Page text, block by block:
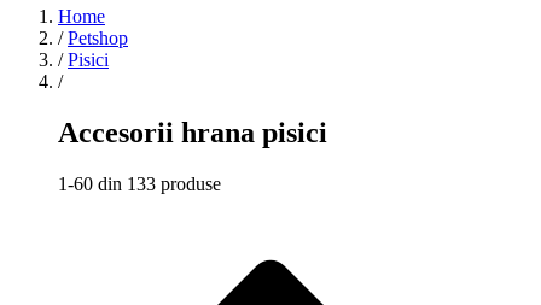
Home
/ Petshop
/ Pisici
/
Accesorii hrana pisici
1-60 din 133 produse